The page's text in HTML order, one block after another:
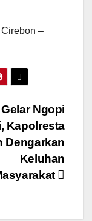
–
Gelar Ngopi
Kapolresta
Dengarkan
Keluhan